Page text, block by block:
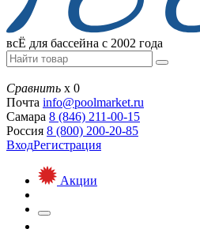
всЁ для бассейна с 2002 года
Сравнить х 0
Почта info@poolmarket.ru
Самара 8 (846) 211-00-15
Россия 8 (800) 200-20-85
ВходРегистрация
Акции